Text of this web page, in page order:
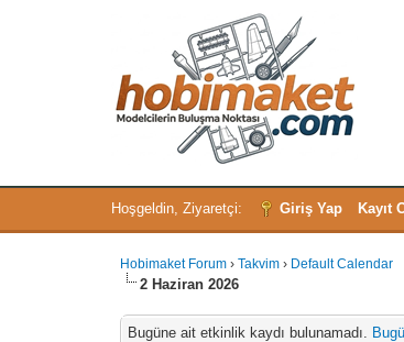
Hoşgeldin, Ziyaretçi: Giriş Yap Kayıt
Hobimaket Forum ›Takvim › Default Calendar
2 Haziran 2026
Bugüne ait etkinlik kaydı bulunamadı.